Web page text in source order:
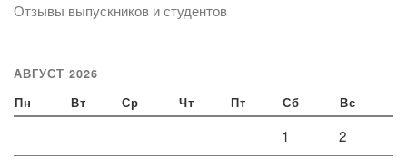
Отзывы выпускников и студентов
АВГУСТ 2026
Пн Вт Ср Чт Пт Сб Вс
1 2